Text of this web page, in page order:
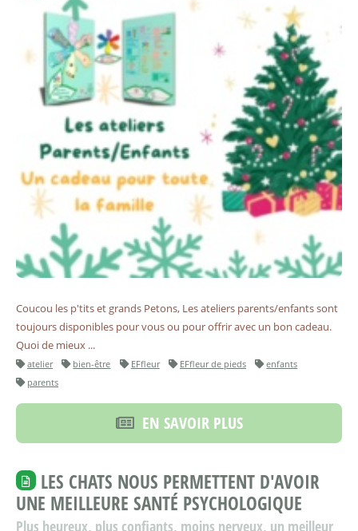
Coucou les p'tits et grands Petons, Les ateliers parents/enfants sont
toujours disponibles pour vous ou pour offrir avec un bon cadeau.
Quoi de mieux ...
atelier bien-être EFfleur EFfleur de pieds
enfants
parents
EN SAVOIR PLUS
LES CHATS NOUS PERMETTENT D'AVOIR
UNE MEILLEURE SANTÉ PSYCHOLOGIQUE
Plus heureux, plus confiants, moins nerveux, un meilleur